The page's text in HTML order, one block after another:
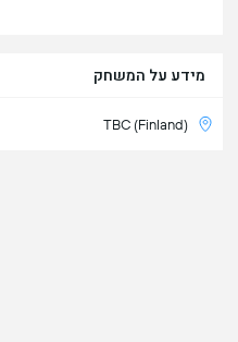
מידע על המשחק
TBC (Finland)